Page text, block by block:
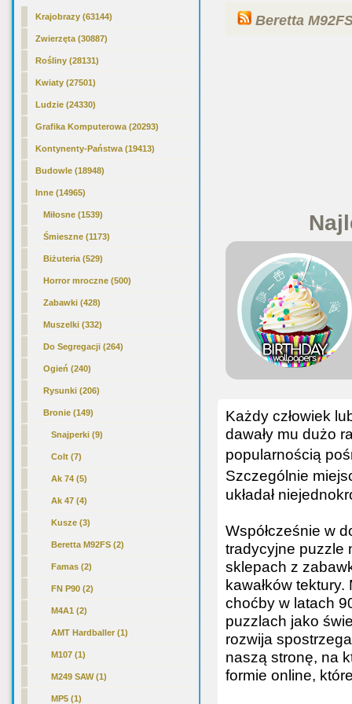
Krajobrazy (63144)
Zwierzęta (30887)
Rośliny (28131)
Kwiaty (27501)
Ludzie (24330)
Grafika Komputerowa (20293)
Kontynenty-Państwa (19413)
Budowle (18948)
Inne (14965)
Miłosne (1539)
Śmieszne (1173)
Biżuteria (529)
Horror mroczne (500)
Zabawki (428)
Muszelki (332)
Do Segregacji (264)
Ogień (240)
Rysunki (206)
Bronie (149)
Snajperki (9)
Colt (7)
Ak 74 (5)
Ak 47 (4)
Kusze (3)
Beretta M92FS(2)
Famas (2)
FN P90 (2)
M4A1 (2)
AMT Hardballer (1)
M107 (1)
M249 SAW (1)
MP5 (1)
Beretta
Każdy człowiek
dawały mu dużo
popularnością
Szczególnie
układał
Współcześnie w
tradycyjne puzzle
sklepach z
kawałków
choćby w latach
puzzlach jako
rozwija
naszą stronę, na
formie online,